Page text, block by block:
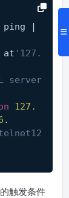
ping |
at '127.
server
127.
.
触发条件